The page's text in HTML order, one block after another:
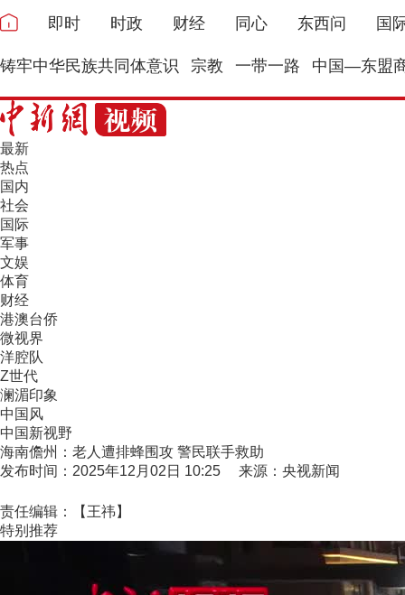
即时 时政 财经 同心 东西问 国
铸牢中华民族共同体意识 宗教 一带一路 中国—东盟
最新
热点
国内
社会
国际
军事
文娱
体育
财经
港澳台侨
微视界
洋腔队
Z世代
澜湄印象
中国风
中国新视野
海南儋州：老人遭排蜂围攻 警民联手救助
发布时间：2025年12月02日 10:25 来源：央视新闻
责任编辑：【王祎】
特别推荐